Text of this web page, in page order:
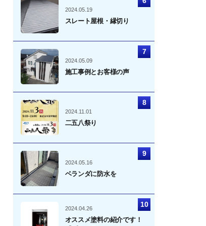
2024.05.19
スレート屋根・縁切り
2024.05.09
施工事例とお客様の声
2024.11.01
二五八祭り
2024.05.16
ベランダに防水を
2024.04.26
オススメ塗料の紹介です！